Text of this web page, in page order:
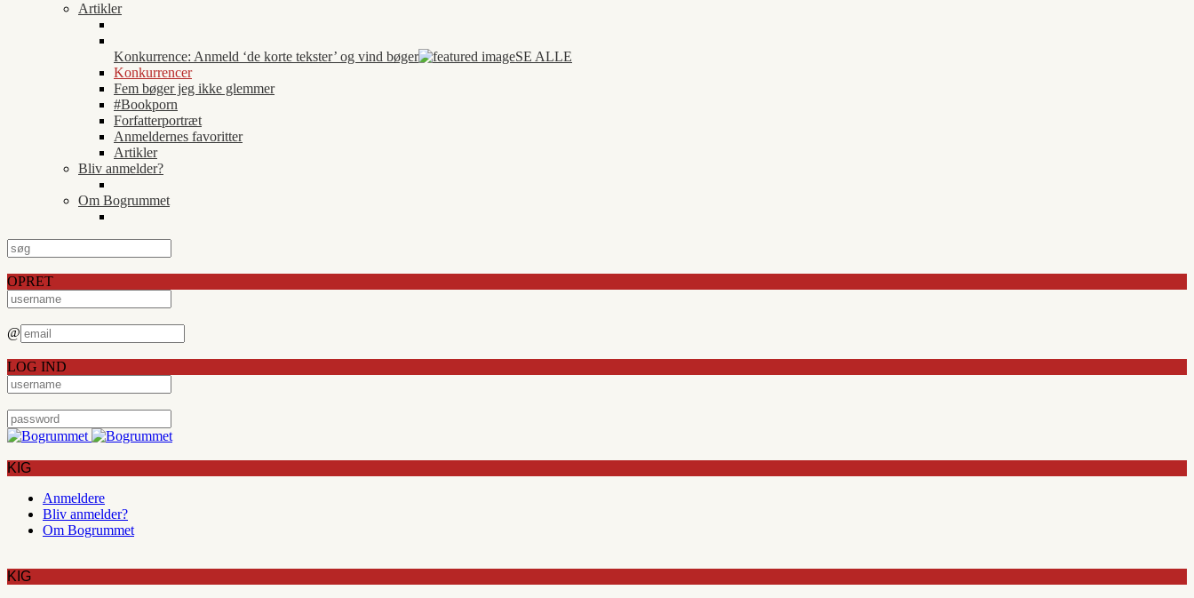
Artikler
Konkurrence: Anmeld ‘de korte tekster’ og vind bøger
SE ALLE
Konkurrencer
Fem bøger jeg ikke glemmer
#Bookporn
Forfatterportræt
Anmeldernes favoritter
Artikler
Bliv anmelder?
Om Bogrummet
OPRET
@
LOG IND
KIG
Anmeldere
Bliv anmelder?
Om Bogrummet
KIG